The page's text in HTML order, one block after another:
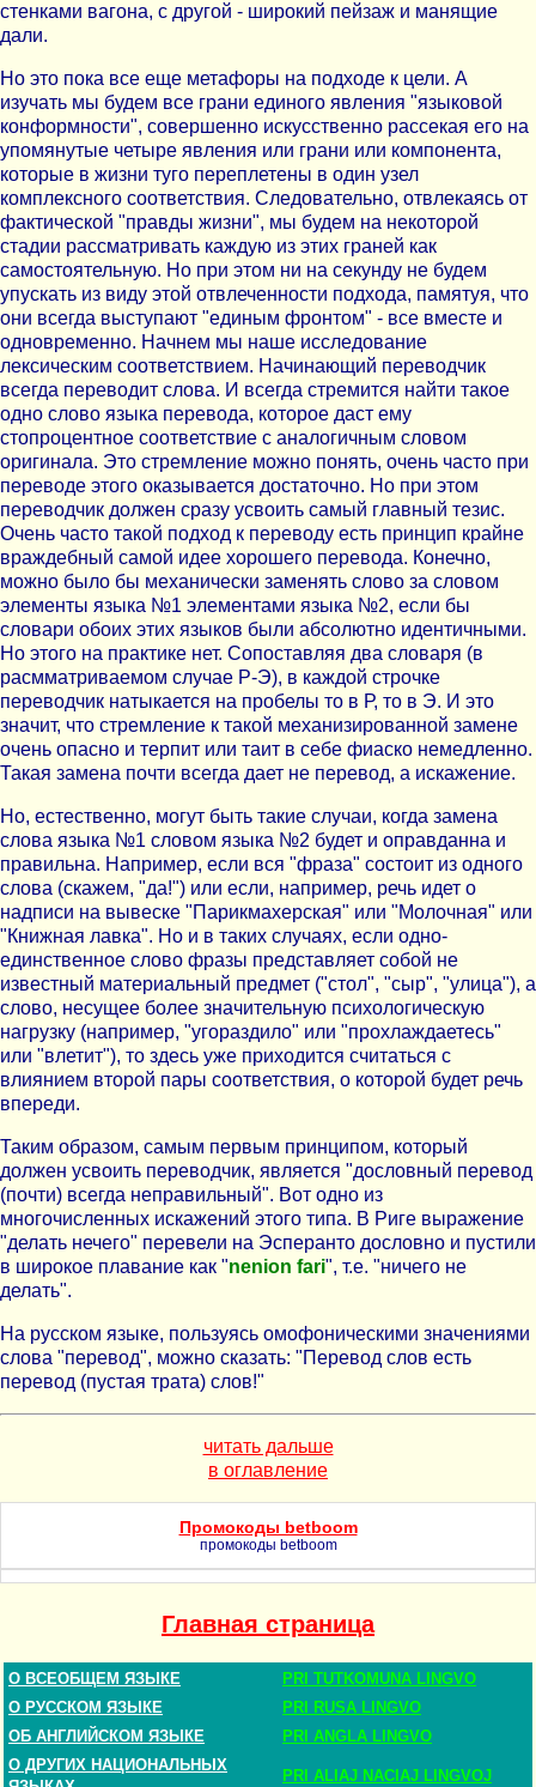
стенками вагона, с другой - широкий пейзаж и манящие
дали.
Но это пока все еще метафоры на подходе к цели. А
изучать мы будем все грани единого явления "языковой
конформности", совершенно искусственно рассекая его на
упомянутые четыре явления или грани или компонента,
которые в жизни туго переплетены в один узел
комплексного соответствия. Следовательно, отвлекаясь от
фактической "правды жизни", мы будем на некоторой
стадии рассматривать каждую из этих граней как
самостоятельную. Но при этом ни на секунду не будем
упускать из виду этой отвлеченности подхода, памятуя, что
они всегда выступают "единым фронтом" - все вместе и
одновременно. Начнем мы наше исследование
лексическим соответствием. Начинающий переводчик
всегда переводит слова. И всегда стремится найти такое
одно слово языка перевода, которое даст ему
стопроцентное соответствие с аналогичным словом
оригинала. Это стремление можно понять, очень часто при
переводе этого оказывается достаточно. Но при этом
переводчик должен сразу усвоить самый главный тезис.
Очень часто такой подход к переводу есть принцип крайне
враждебный самой идее хорошего перевода. Конечно,
можно было бы механически заменять слово за словом
элементы языка №1 элементами языка №2, если бы
словари обоих этих языков были абсолютно идентичными.
Но этого на практике нет. Сопоставляя два словаря (в
расмматриваемом случае Р-Э), в каждой строчке
переводчик натыкается на пробелы то в Р, то в Э. И это
значит, что стремление к такой механизированной замене
очень опасно и терпит или таит в себе фиаско немедленно.
Такая замена почти всегда дает не перевод, а искажение.
Но, естественно, могут быть такие случаи, когда замена
слова языка №1 словом языка №2 будет и оправданна и
правильна. Например, если вся "фраза" состоит из одного
слова (скажем, "да!") или если, например, речь идет о
надписи на вывеске "Парикмахерская" или "Молочная" или
"Книжная лавка". Но и в таких случаях, если одно-
единственное слово фразы представляет собой не
известный материальный предмет ("стол", "сыр", "улица"), а
слово, несущее более значительную психологическую
нагрузку (например, "угораздило" или "прохлаждаетесь"
или "влетит"), то здесь уже приходится считаться с
влиянием второй пары соответствия, о которой будет речь
впереди.
Таким образом, самым первым принципом, который
должен усвоить переводчик, является "дословный перевод
(почти) всегда неправильный". Вот одно из
многочисленных искажений этого типа. В Риге выражение
"делать нечего" перевели на Эсперанто дословно и пустили
в широкое плавание как "nenion fari", т.е. "ничего не
делать".
На русском языке, пользуясь омофоническими значениями
слова "перевод", можно сказать: "Перевод слов есть
перевод (пустая трата) слов!"
читать дальше
в оглавление
Промокоды betboom
промокоды betboom
Главная страница
О ВСЕОБЩЕМ ЯЗЫКЕ
PRI TUTKOMUNA LINGVO
О РУССКОМ ЯЗЫКЕ
PRI RUSA LINGVO
ОБ АНГЛИЙСКОМ ЯЗЫКЕ
PRI ANGLA LINGVO
О ДРУГИХ НАЦИОНАЛЬНЫХ
PRI ALIAJ NACIAJ LINGVOJ